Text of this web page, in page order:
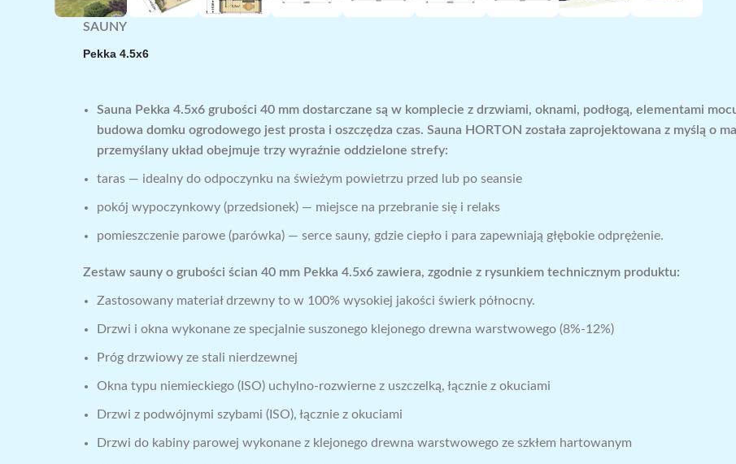
SAUNY
Pekka 4.5x6
Sauna Pekka 4.5x6 grubości 40 mm dostarczane są w komplecie z drzwiami, oknami, podłogą, elementami
budowa domku ogrodowego jest prosta i oszczędza czas. Sauna HORTON została zaprojektowana z myślą o
przemyślany układ obejmuje trzy wyraźnie oddzielone strefy:
taras — idealny do odpoczynku na świeżym powietrzu przed lub po seansie
pokój wypoczynkowy (przedsionek) — miejsce na przebranie się i relaks
pomieszczenie parowe (parówka) — serce sauny, gdzie ciepło i para zapewniają głębokie odprężenie.
Zestaw sauny o grubości ścian 40 mm Pekka 4.5x6 zawiera, zgodnie z rysunkiem technicznym produktu:
Zastosowany materiał drzewny to w 100% wysokiej jakości świerk północny.
Drzwi i okna wykonane ze specjalnie suszonego klejonego drewna warstwowego (8%-12%)
Próg drzwiowy ze stali nierdzewnej
Okna typu niemieckiego (ISO) uchylno-rozwierne z uszczelką, łącznie z okuciami
Drzwi z podwójnymi szybami (ISO), łącznie z okuciami
Drzwi do kabiny parowej wykonane z klejonego drewna warstwowego ze szkłem hartowanym